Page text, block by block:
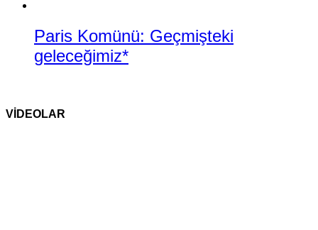
Paris Komünü: Geçmişteki
geleceğimiz*
VİDEOLAR